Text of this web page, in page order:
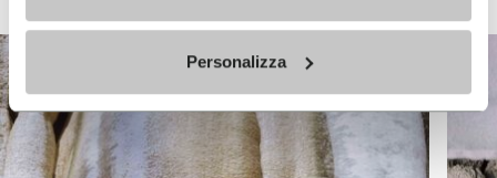
Personalizza